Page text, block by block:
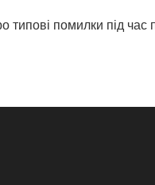
типові помилки під